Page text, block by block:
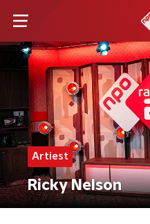
Artiest
Ricky Nelson